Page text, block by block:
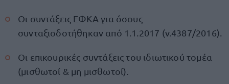
Οι συντάξεις ΕΦΚΑ για όσους
συνταξιοδοτήθηκαν από 1.1.2017 (ν.4387/2016).
Οι επικουρικές συντάξεις του ιδιωτικού τομέα
(μισθωτοί & μη μισθωτοί).